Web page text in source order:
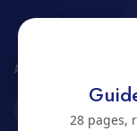
Accueil
28 pages,